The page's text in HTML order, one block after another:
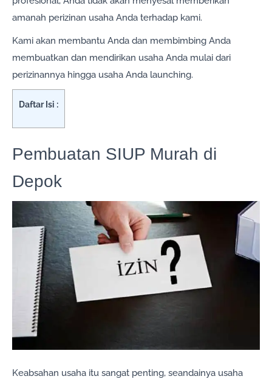
amanah perizinan usaha Anda terhadap kami.
Kami akan membantu Anda dan membimbing Anda
membuatkan dan mendirikan usaha Anda mulai dari
perizinannya hingga usaha Anda launching.
Daftar Isi :
Pembuatan SIUP Murah di
Depok
Keabsahan usaha itu sangat penting, seandainya usaha